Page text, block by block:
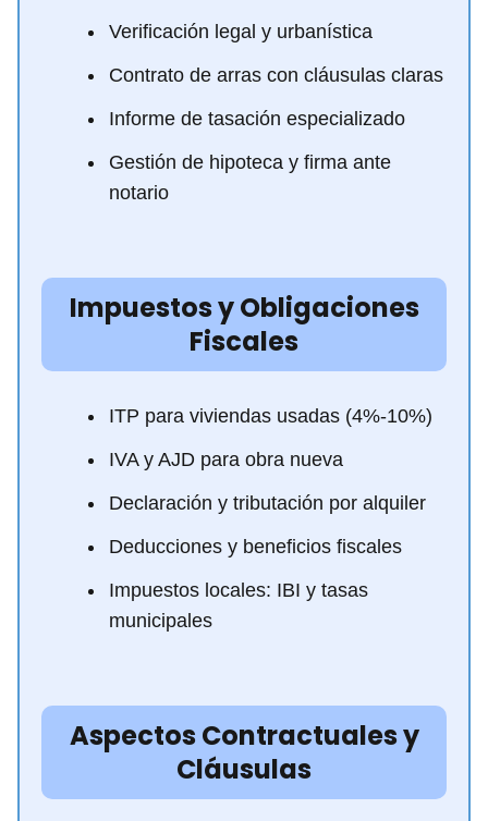
Verificación legal y urbanística
Contrato de arras con cláusulas claras
Informe de tasación especializado
Gestión de hipoteca y firma ante
notario
Impuestos y Obligaciones
Fiscales
ITP para viviendas usadas (4%-10%) ️
IVA y AJD para obra nueva
Declaración y tributación por alquiler
Deducciones y beneficios fiscales
Impuestos locales: IBI y tasas
municipales ️
Aspectos Contractuales y
Cláusulas